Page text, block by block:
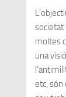
societat
moltes
una
etc, són